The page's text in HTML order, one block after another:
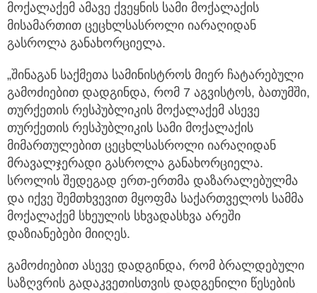
მოქალაქემ ამავე ქვეყნის სამი მოქალაქის
მისამართით ცეცხლსასროლი იარაღიდან
გასროლა განახორციელა.
„შინაგან საქმეთა სამინისტროს მიერ ჩატარებული
გამოძიებით დადგინდა, რომ 7 აგვისტოს, ბათუმში,
თურქეთის რესპუბლიკის მოქალაქემ ასევე
თურქეთის რესპუბლიკის სამი მოქალაქის
მიმართულებით ცეცხლსასროლი იარაღიდან
მრავალჯერადი გასროლა განახორციელა.
სროლის შედეგად ერთ-ერთმა დაზარალებულმა
და იქვე შემთხვევით მყოფმა საქართველოს სამმა
მოქალაქემ სხეულის სხვადასხვა არეში
დაზიანებები მიიღეს.
გამოძიებით ასევე დადგინდა, რომ ბრალდებული
საზღვრის გადაკვეთისთვის დადგენილი წესების